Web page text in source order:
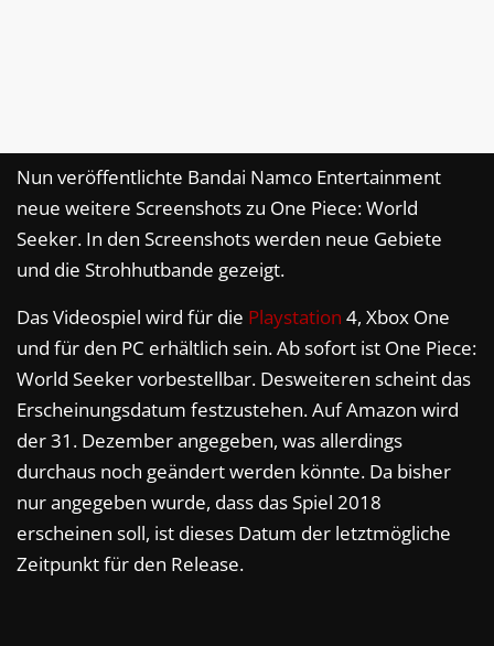
Nun veröffentlichte Bandai Namco Entertainment
neue weitere Screenshots zu One Piece: World
Seeker. In den Screenshots werden neue Gebiete
und die Strohhutbande gezeigt.
Das Videospiel wird für die Playstation 4, Xbox One
und für den PC erhältlich sein. Ab sofort ist One Piece:
World Seeker vorbestellbar. Desweiteren scheint das
Erscheinungsdatum festzustehen. Auf Amazon wird
der 31. Dezember angegeben, was allerdings
durchaus noch geändert werden könnte. Da bisher
nur angegeben wurde, dass das Spiel 2018
erscheinen soll, ist dieses Datum der letztmögliche
Zeitpunkt für den Release.